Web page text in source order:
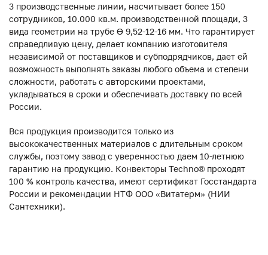
3 производственные линии, насчитывает более 150
сотрудников, 10.000 кв.м. производственной площади, 3
вида геометрии на трубе ϴ 9,52-12-16 мм. Что гарантирует
справедливую цену, делает компанию изготовителя
независимой от поставщиков и субподрядчиков, дает ей
возможность выполнять заказы любого объема и степени
сложности, работать с авторскими проектами,
укладываться в сроки и обеспечивать доставку по всей
России.
Вся продукция производится только из
высококачественных материалов с длительным сроком
службы, поэтому завод с уверенностью даем 10-летнюю
гарантию на продукцию. Конвекторы Techno® проходят
100 % контроль качества, имеют сертификат Госстандарта
России и рекомендации НТФ ООО «Витатерм» (НИИ
Сантехники).